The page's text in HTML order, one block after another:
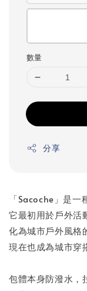
數量
分享
「Sacoche」是一
它最初用於戶外活
化為城市戶外風格
現在也成為城市穿
包體本身防潑水，